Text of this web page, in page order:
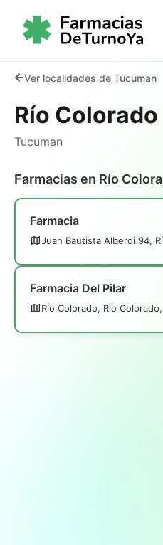
Ver localidades de Tucuman
Río Colorado
Tucuman
Farmacias en Río
Farmacia
Juan Bautista Alberdi 94,
Farmacia Del Pilar
Río Colorado, Río